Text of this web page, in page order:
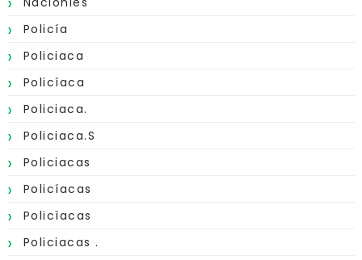
Policía
Policiaca
Policíaca
Policiaca.
Policiaca.s
Policiacas
Policíacas
Policìacas
Policiacas .